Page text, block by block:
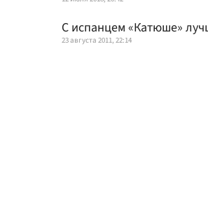
С испанцем «Катюше»
23 августа 2011, 22:14